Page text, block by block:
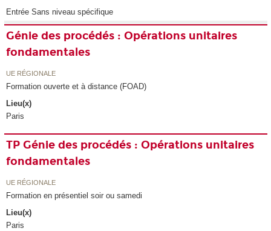
Entrée Sans niveau spécifique
Génie des procédés : Opérations unitaires
fondamentales
UE RÉGIONALE
Formation ouverte et à distance (FOAD)
Lieu(x)
Paris
TP Génie des procédés : Opérations unitaires
fondamentales
UE RÉGIONALE
Formation en présentiel soir ou samedi
Lieu(x)
Paris